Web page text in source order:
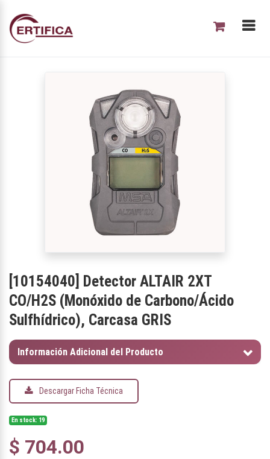
10154040
Detector ALTAIR 2XT
CO/H2S (Monóxido de Carbono/Ácido
Sulfhídrico), Carcasa GRIS
Información Adicional del Producto
Descargar Ficha Técnica
En stock: 19
$ 704.00